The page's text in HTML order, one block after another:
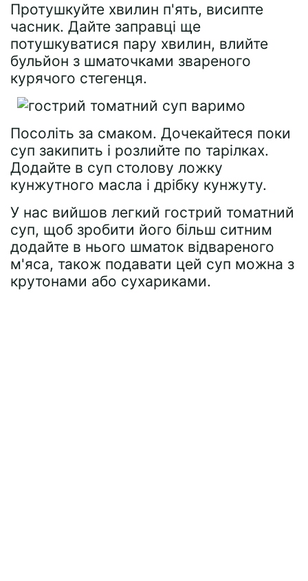
Протушкуйте хвилин п'ять, висипте
часник. Дайте заправці ще
потушкуватися пару хвилин, влийте
бульйон з шматочками звареного
курячого стегенця.
Посоліть за смаком. Дочекайтеся поки
суп закипить і розлийте по тарілках.
Додайте в суп столову ложку
кунжутного масла і дрібку кунжуту.
У нас вийшов легкий гострий томатний
суп, щоб зробити його більш ситним
додайте в нього шматок відвареного
м'яса, також подавати цей суп можна з
крутонами або сухариками.